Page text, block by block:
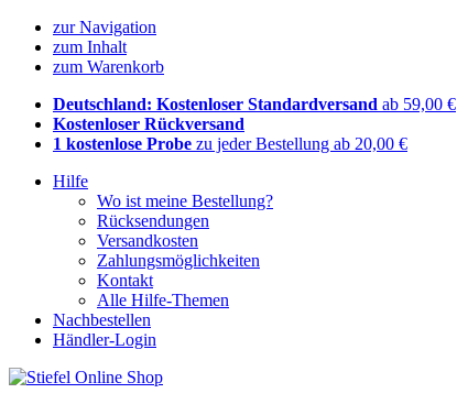
zur Navigation
zum Inhalt
zum Warenkorb
Deutschland: Kostenloser Standardversand ab 59,00 €
Kostenloser Rückversand
1 kostenlose Probe zu jeder Bestellung ab 20,00 €
Hilfe
Wo ist meine Bestellung?
Rücksendungen
Versandkosten
Zahlungsmöglichkeiten
Kontakt
Alle Hilfe-Themen
Nachbestellen
Händler-Login